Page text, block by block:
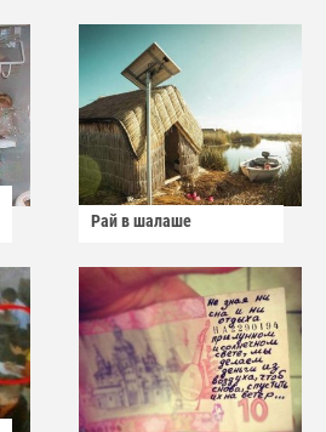
Рай в шалаше